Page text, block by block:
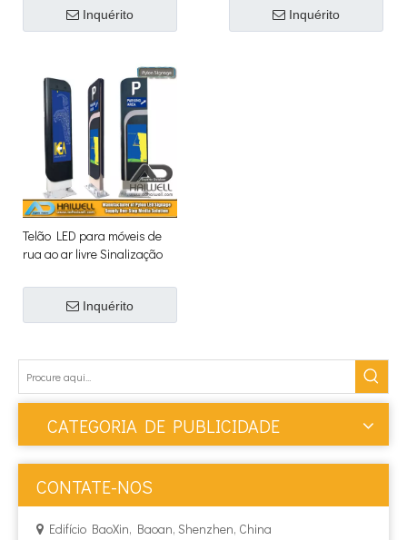
Inquérito Inquérito
Telão LED para móveis de
rua ao ar livre Sinalização
estacionamento
Inquérito
CATEGORIA DE PUBLICIDADE
CONTATE-NOS
 Edifício BaoXin, Baoan, Shenzhen, China